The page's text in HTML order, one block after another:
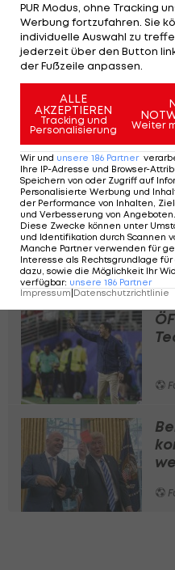
NationaltrainerRudi
überrascht: "Ich wusste
April ist. Der belgische
nicht nur selbst,
dessen Integrität."
Er unterstrich aber:
mein Team fokussieren."
PUR Modus, ohne Tracking
Werbung fortzufahren. Sie
individuelle Auswahl zu
jederzeit über den Button
der Fußzeile anpassen.
ALLE
AKZEPTIEREN
Tracking und
Personalisierung
Weiter
Wir und unsere 186 Partner
Ihre IP-Adresse und Browser-
Speichern von oder Zugriff auf
Personalisierte Werbung und
der Performance von Inhalten,
und Verbesserung von Angeboten.
Diese Zwecke können unter
und Identifikation durch Scannen
Manche Partner verwenden für
Interesse als Rechtsgrundlage
dazu, sowie die Möglichkeit Ihr
verfügbar: unsere 186 Partner
Impressum Datenschutzrichtlinie